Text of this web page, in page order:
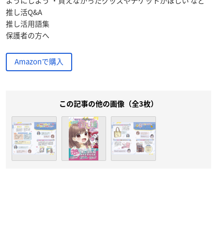
推し活Q&A
推し活用語集
保護者の方へ
Amazonで購入
この記事の他の画像（全3枚）